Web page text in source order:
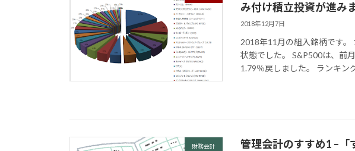
み付け積立投資が進み
2018年12月7日
2018年11月の組入銘柄です
状態でした。 S&P500は、前
1.79％戻しました。 ランキ
財務会計
管理会計のすすめ1 –